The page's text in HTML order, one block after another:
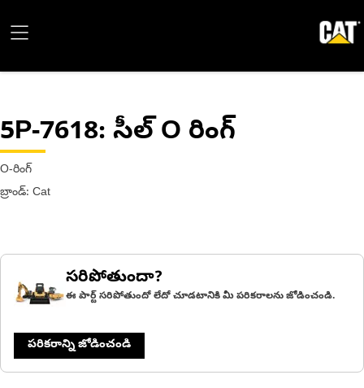
5P-7618: సీల్ O రింగ్
O-రింగ్
బ్రాండ్: Cat
సరిపోతుందా?
ఈ పార్ట్ సరిపోతుందో లేదో చూడటానికి మీ పరికరాలను జోడించండి.
పరికరాన్ని జోడించండి